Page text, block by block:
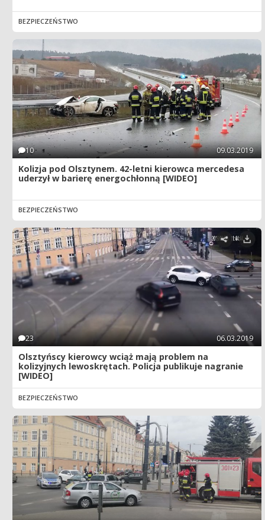
BEZPIECZEŃSTWO
10 09.03.2019
Kolizja pod Olsztynem. 42-letni kierowca mercedesa
uderzył w barierę energochłonną [WIDEO]
BEZPIECZEŃSTWO
23 06.03.2019
Olsztyńscy kierowcy wciąż mają problem na
kolizyjnych lewoskrętach. Policja publikuje nagranie
[WIDEO]
BEZPIECZEŃSTWO